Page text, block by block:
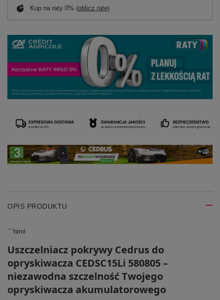
Kup na raty 0% (oblicz ratę)
OPIS PRODUKTU
```html
Uszczelniacz pokrywy Cedrus do
opryskiwacza CEDSC15Li 580805 –
niezawodna szczelność Twojego
opryskiwacza akumulatorowego